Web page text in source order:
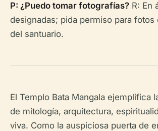
P: ¿Puedo tomar fotografías? R: En
designadas; pida permiso para fotos
del santuario.
El Templo Bata Mangala ejemplifica
de mitología, arquitectura,
viva. Como la auspiciosa puerta de